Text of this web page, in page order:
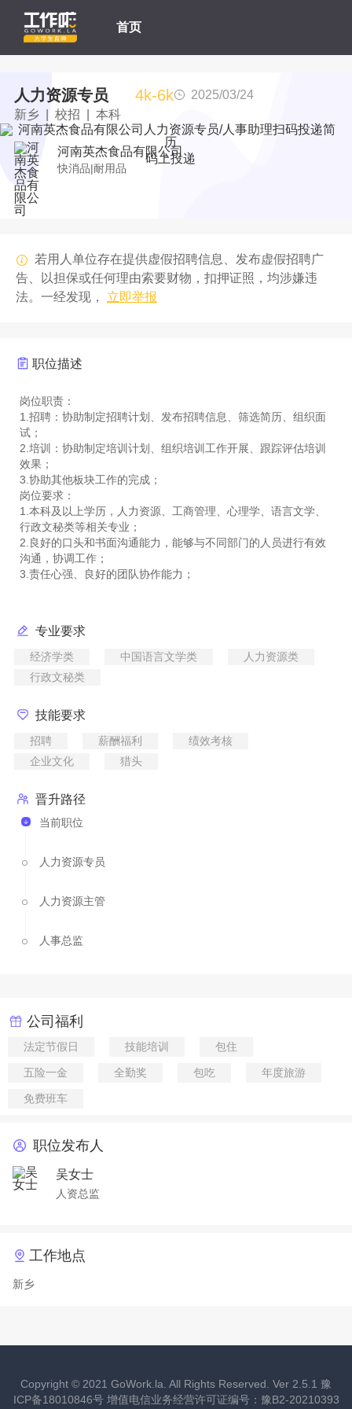
首页
人力资源专员 4k-6k
2025/03/24
新乡 | 校招 | 本科
河南英杰食品有限公司
快消品|耐用品
码上投递
若用人单位存在提供虚假招聘信息、发布虚假招聘广
告、以担保或任何理由索要财物，扣押证照，均涉嫌违
法。一经发现，
立即举报
职位描述
岗位职责：
1.招聘：协助制定招聘计划、发布招聘信息、筛选简历、组织面
试；
2.培训：协助制定培训计划、组织培训工作开展、跟踪评估培训
效果；
3.协助其他板块工作的完成；
岗位要求：
1.本科及以上学历，人力资源、工商管理、心理学、语言文学、
行政文秘类等相关专业；
2.良好的口头和书面沟通能力，能够与不同部门的人员进行有效
沟通，协调工作；
专业要求
经济学类 中国语言文学类
人力资源类
行政文秘类
技能要求
招聘 薪酬福利
绩效考核
企业文化
猎头
晋升路径
当前职位
人力资源专员
人力资源主管
人事总监
公司福利
法定节假日 技能培训 包住
五险一金 全勤奖 包吃 年度旅游
免费班车
职位发布人
吴女士
人资总监
工作地点
新乡
Copyright © 2021 GoWork.la. All Rights Reserved. Ver 2.5.1 豫
ICP备18010846号增值电信业务经营许可证编号：豫B2-20210393